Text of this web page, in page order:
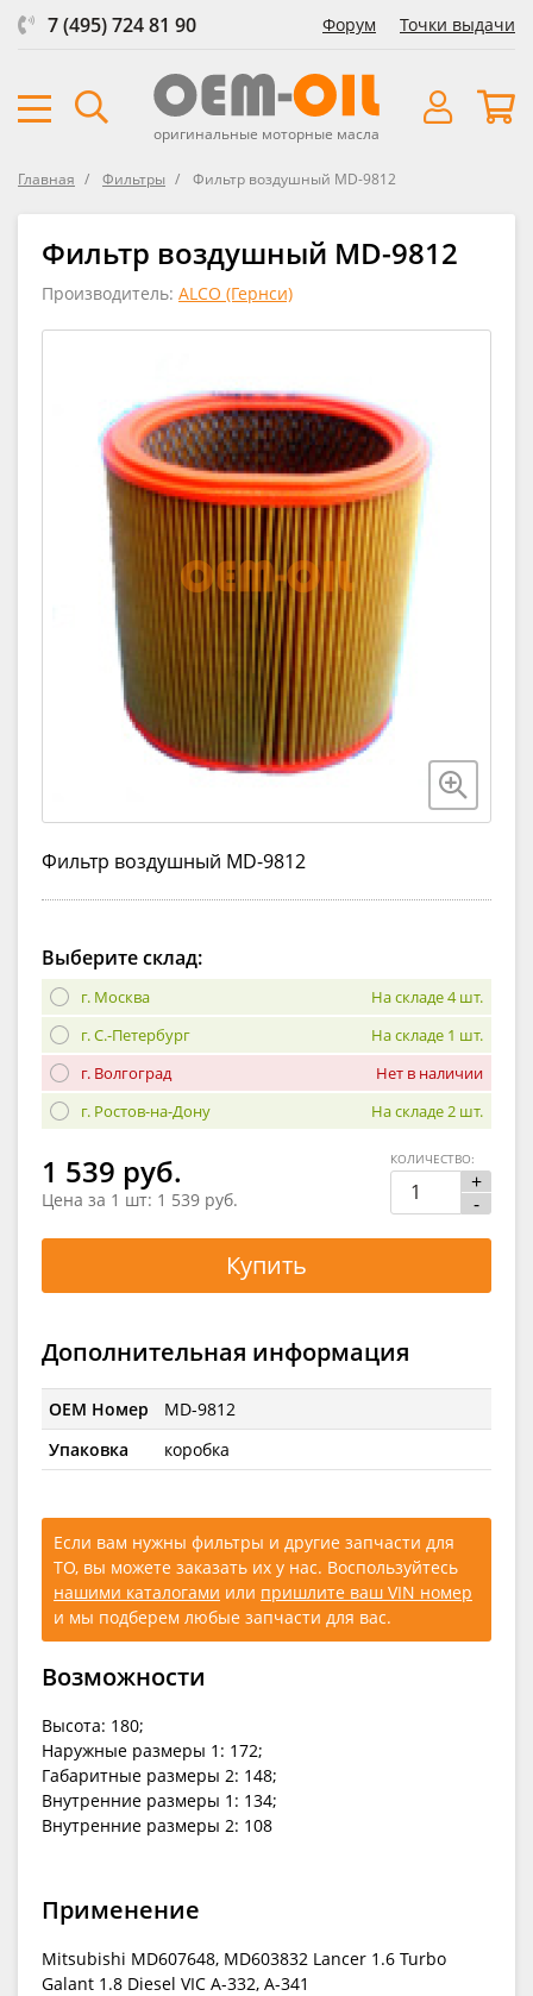
7 (495) 724 81 90 Форум Точки выдачи
оригинальные моторные масла
Главная Фильтры Фильтр воздушный MD-9812
Фильтр воздушный MD-9812
Производитель: ALCO (Гернси)
Фильтр воздушный MD-9812
Выберите склад:
г. Москва
На складе 4 шт.
г. С.-Петербург
На складе 1 шт.
г. Волгоград
Нет в наличии
г. Ростов-на-Дону
На складе 2 шт.
1 539 руб.
Цена за 1 шт: 1 539 руб.
+
-
КОЛИЧЕСТВО:
Купить
Дополнительная информация
OEM Номер
MD-9812
Упаковка
коробка
Если вам нужны фильтры и другие запчасти для
ТО, вы можете заказать их у нас. Воспользуйтесь
нашими каталогами или пришлите ваш VIN номер
и мы подберем любые запчасти для вас.
Возможности
Высота: 180;
Наружные размеры 1: 172;
Габаритные размеры 2: 148;
Внутренние размеры 1: 134;
Внутренние размеры 2: 108
Применение
Mitsubishi MD607648, MD603832 Lancer 1.6 Turbo
Galant 1.8 Diesel VIC A-332, A-341